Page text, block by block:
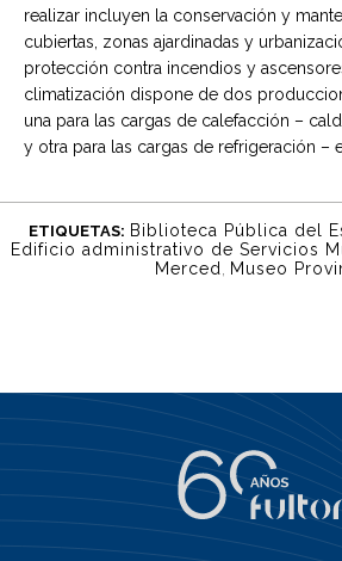
realizar incluyen la conservación y
cubiertas, zonas ajardinadas y
protección contra incendios y
climatización dispone de dos
una para las cargas de calefacción –
y otra para las cargas de refrigeración –
ETIQUETAS: Biblioteca Pública del
Edificio administrativo de Servicios
Merced
Museo